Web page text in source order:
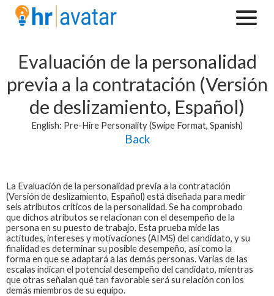
Evaluación de la personalidad
previa a la contratación (Versión
de deslizamiento, Español)
English: Pre-Hire Personality (Swipe Format, Spanish)
Back
La Evaluación de la personalidad previa a la contratación
(Versión de deslizamiento, Español) está diseñada para medir
seis atributos críticos de la personalidad. Se ha comprobado
que dichos atributos se relacionan con el desempeño de la
persona en su puesto de trabajo. Esta prueba mide las
actitudes, intereses y motivaciones (AIMS) del candidato, y su
finalidad es determinar su posible desempeño, así como la
forma en que se adaptará a las demás personas. Varias de las
escalas indican el potencial desempeño del candidato, mientras
que otras señalan qué tan favorable será su relación con los
demás miembros de su equipo.